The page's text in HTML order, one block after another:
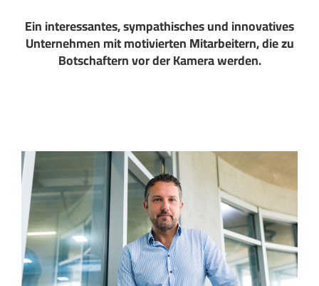
Ein interessantes, sympathisches und innovatives
Unternehmen mit motivierten Mitarbeitern, die zu
Botschaftern vor der Kamera werden.